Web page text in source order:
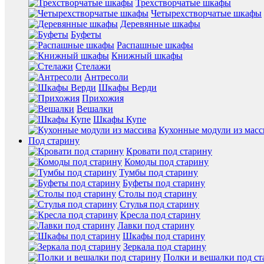
Трехстворчатые шкафы
Четырехстворчатые шкафы
Деревянные шкафы
Буфеты
Распашные шкафы
Книжный шкафы
Стелажи
Антресоли
Шкафы Верди
Прихожия
Вешалки
Шкафы Купе
Кухонные модули из
Под старину
Кровати под старину
Комоды под старину
Тумбы под старину
Буфеты под старину
Столы под старину
Стулья под старину
Кресла под старину
Лавки под старину
Шкафы под старину
Зеркала под старину
Полки и вешалки под